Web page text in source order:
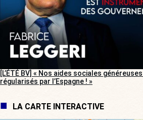
[L’ÉTÉ BV] « Nos aides sociales
régularisés par l’Espagne ! »
LA CARTE INTERACTIVE